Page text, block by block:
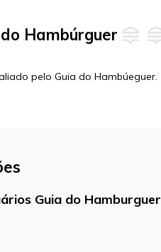
Hambúrguer
pelo Guia do Hambúeguer.
Guia do Hamburguer